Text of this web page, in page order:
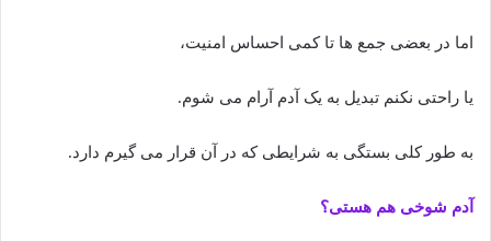
اما در بعضی جمع ها تا کمی احساس امنیت،
یا راحتی نکنم تبدیل به یک آدم آرام می شوم.
به طور کلی بستگی به شرایطی که در آن قرار می گیرم دارد.
آدم شوخی هم هستی؟